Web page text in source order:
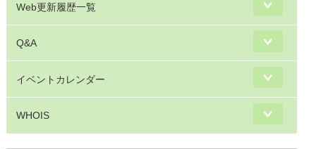
Web更新履歴一覧
Q&A
イベントカレンダー
WHOIS